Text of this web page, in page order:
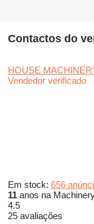
Contactos do
HOUSE
Vendedor verificado
Em stock: 656
11 anos na
4.5
25 avaliações